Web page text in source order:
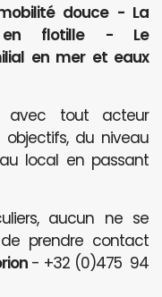
douce - La
en flotille - Le
en mer et eaux
avec tout acteur
du niveau
local en passant
aucun ne se
prendre contact
- +32 (0)475 94